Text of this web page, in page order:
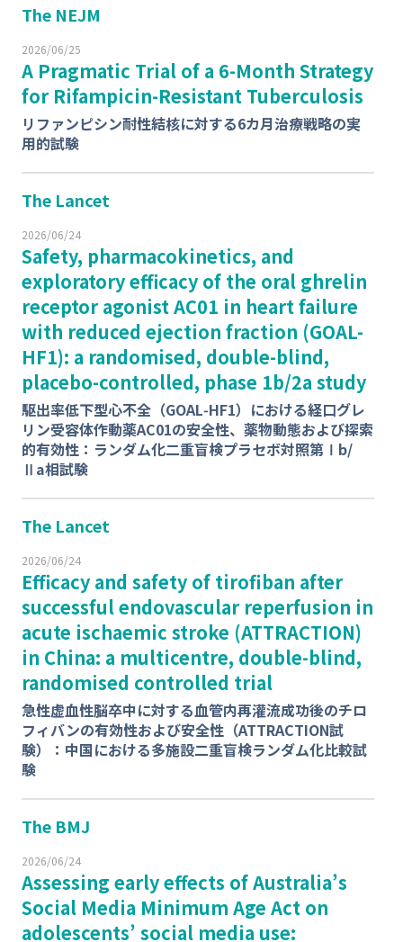
The NEJM
2026/06/25
A Pragmatic Trial of a 6-Month Strategy
for Rifampicin-Resistant Tuberculosis
リファンピシン耐性結核に対する6カ月治療戦略の実
用的試験
The Lancet
2026/06/24
Safety, pharmacokinetics, and
exploratory efficacy of the oral ghrelin
receptor agonist AC01 in heart failure
with reduced ejection fraction (GOAL-
HF1): a randomised, double-blind,
placebo-controlled, phase 1b/2a study
駆出率低下型心不全（GOAL‑HF1）における経口グレ
リン受容体作動薬AC01の安全性、薬物動態および探索
的有効性：ランダム化二重盲検プラセボ対照第Ⅰb/
Ⅱa相試験
The Lancet
2026/06/24
Efficacy and safety of tirofiban after
successful endovascular reperfusion in
acute ischaemic stroke (ATTRACTION)
in China: a multicentre, double-blind,
randomised controlled trial
急性虚血性脳卒中に対する血管内再灌流成功後のチロ
フィバンの有効性および安全性（ATTRACTION試
験）：中国における多施設二重盲検ランダム化比較試
験
The BMJ
2026/06/24
Assessing early effects of Australia’s
Social Media Minimum Age Act on
adolescents’ social media use: